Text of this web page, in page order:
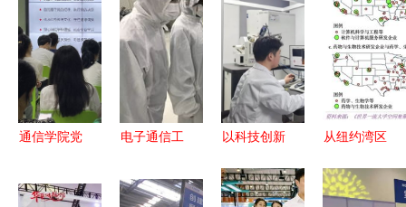
通信学院党
授特色党课
电子通信工
走访用人单
以科技创新
绿色革命
从纽约湾区
粤港澳大湾